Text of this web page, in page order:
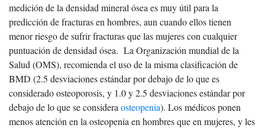
medición de la densidad mineral ósea es muy útil para la
predicción de fracturas en hombres, aun cuando ellos tienen
menor riesgo de sufrir fracturas que las mujeres con cualquier
puntuación de densidad ósea. La Organización mundial de la
Salud (OMS), recomienda el uso de la misma clasificación de
BMD (2.5 desviaciones estándar por debajo de lo que es
considerado osteoporosis, y 1.0 y 2.5 desviaciones estándar por
debajo de lo que se considera osteopenia). Los médicos ponen
menos atención en la osteopenia en hombres que en mujeres, y les